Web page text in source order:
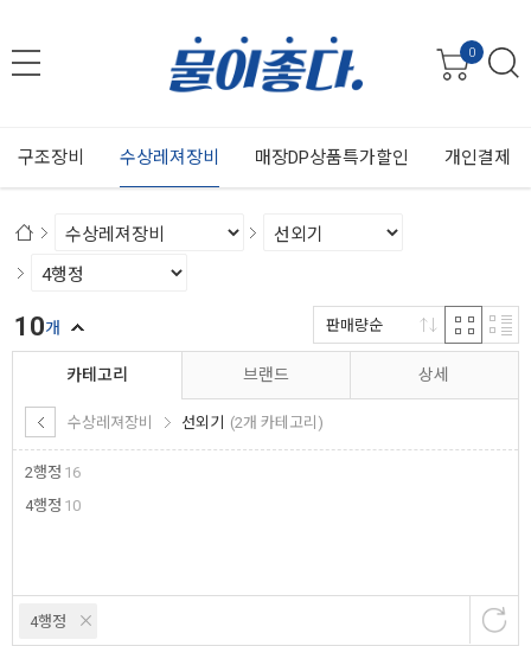
0
구조장비 수상레져장비 매장DP상품특가할인 개인결제
카테고리
수상레져장비 선외기 (2개 카테고리)
2행정 16
4행정 10
브랜드 상세
4행정
10개 판매량순